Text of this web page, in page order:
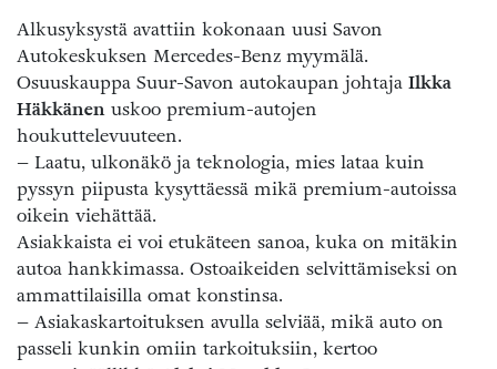
Alkusyksystä avattiin kokonaan uusi Savon
Autokeskuksen Mercedes-Benz myymälä.
Osuuskauppa Suur-Savon autokaupan johtaja Ilkka
Häkkänen uskoo premium-autojen
houkuttelevuuteen.
– Laatu, ulkonäkö ja teknologia, mies lataa kuin
pyssyn piipusta kysyttäessä mikä premium-autoissa
oikein viehättää.
Asiakkaista ei voi etukäteen sanoa, kuka on mitäkin
autoa hankkimassa. Ostoaikeiden selvittämiseksi on
ammattilaisilla omat konstinsa.
– Asiakaskartoituksen avulla selviää, mikä auto on
passeli kunkin omiin tarkoituksiin, kertoo